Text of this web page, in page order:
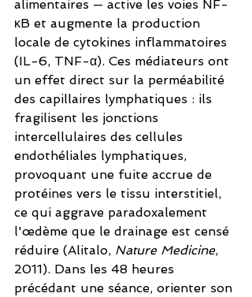
alimentaires — active les voies NF-
κB et augmente la production
locale de cytokines inflammatoires
(IL-6, TNF-α). Ces médiateurs ont
un effet direct sur la perméabilité
des capillaires lymphatiques : ils
fragilisent les jonctions
intercellulaires des cellules
endothéliales lymphatiques,
provoquant une fuite accrue de
protéines vers le tissu interstitiel,
ce qui aggrave paradoxalement
l'œdème que le drainage est censé
réduire (Alitalo, Nature Medicine,
2011). Dans les 48 heures
précédant une séance, orienter son